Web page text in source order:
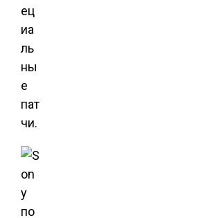
ец
иа
ль
ны
е
пат
чи.